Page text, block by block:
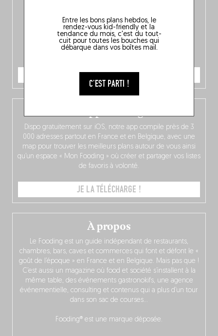
Entre les bons plans hebdos, le
rendez-vous kid-friendly et la
tendance du mois, c'est du tout-
cuit pour toutes les bouches qui
débarque dans vos boîtes mail.
C'EST PARTI !
JE COMMANDE
À propos
Le Fooding est un guide indépendant de restaurants,
chambres, bars, caves et commerces qui font et défont le «
goût de l’époque » en France et en Belgique. Mais pas que !
C’est aussi un magazine où food et société s’installent à la
même table, des événements gastronokifs, une agence
événementielle, consulting et contenus qui a plus d’un tour
dans son sac de courses…
Fooding® est une marque déposée.
Dispo gratuitement sur iOS, notre app compile près de 3
000 adresses partout en France et en Belgique, avec une
map pour trouver les meilleurs plans autour de vous ainsi
qu’un espace « Mon Fooding » où créer et partager vos listes
de favoris à volonté.
JE LA TÉLÉCHARGE !